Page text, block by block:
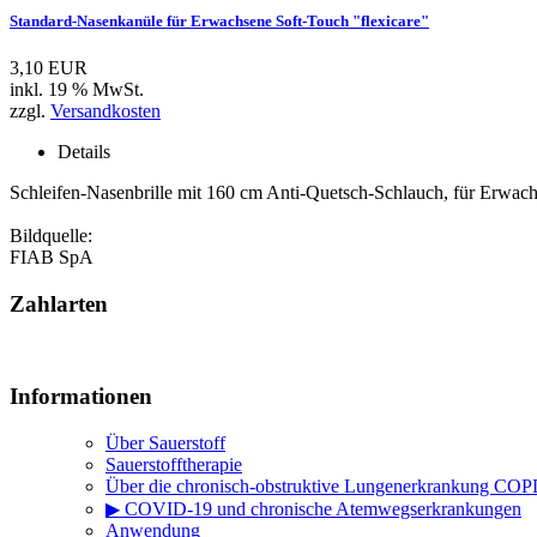
Standard-Nasenkanüle für Erwachsene Soft-Touch "flexicare"
3,10 EUR
inkl. 19 % MwSt.
zzgl. Versandkosten
Details
Schleifen-Nasenbrille mit 160 cm Anti-Quetsch-Schlauch, für
Bildquelle:
FIAB SpA
Zahlarten
Informationen
Über Sauerstoff
Sauerstofftherapie
Über die chronisch-obstruktive Lungenerkrankung
▶ COVID-19 und chronische Atemwegserkrankungen
Anwendung